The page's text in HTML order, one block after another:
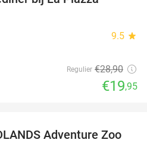
9.5 star
Regulier €28,90
€19,95
24%
Adventure Zoo